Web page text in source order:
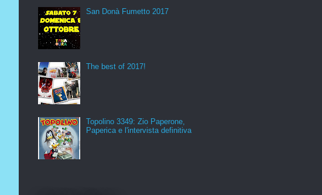
San Donà Fumetto 2017
The best of 2017!
Topolino 3349: Zio Paperone,
Paperica e l'intervista definitiva